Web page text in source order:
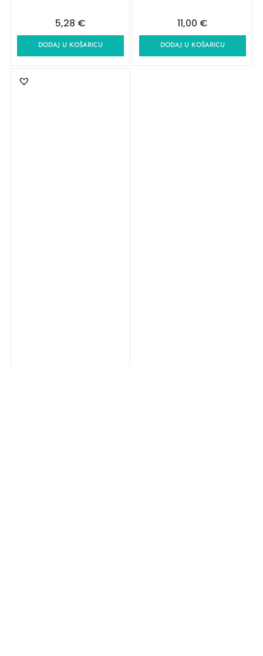
5,28 €
DODAJ U KOŠARICU
11,00 €
DODAJ U KOŠARICU